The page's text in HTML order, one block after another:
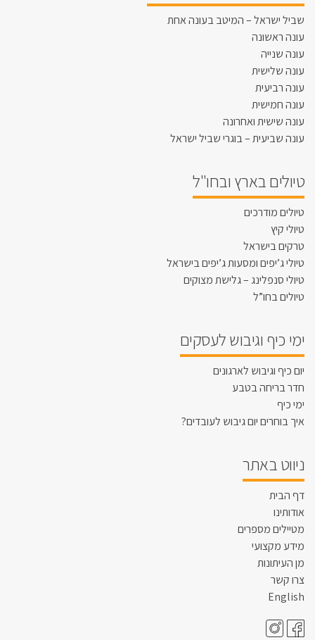
שביל ישראל – המיטב בעונה אחת
עונה ראשונה
עונה שנייה
עונה שלישית
עונה רביעית
עונה חמישית
עונה שישית ואחרונה
עונה שביעית – בוגרי שביל ישראל
טיולים בארץ ובחו"ל
טיולים מודרכים
טיולי קיץ
טרקים בישראל
טיולי ג’יפים ומסעות ג’יפים בישראל
טיולי סנפלינג – גלישת מצוקים
טיולים בחו”ל
ימי כיף וגיבוש לעסקים
יום כיף וגיבוש לארגונים
חדר בריחה בטבע
ימי כיף
איך בוחרים יום גיבוש לעובדים?
ניווט באתר
דף הבית
אודותינו
מטיילים מספרים
מידע מקצועי
מן העיתונות
צרו קשר
English